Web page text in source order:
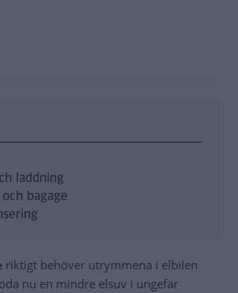
laddning
bagage
riktigt behöver utrymmena i elbilen
nu en mindre elsuv i ungefär